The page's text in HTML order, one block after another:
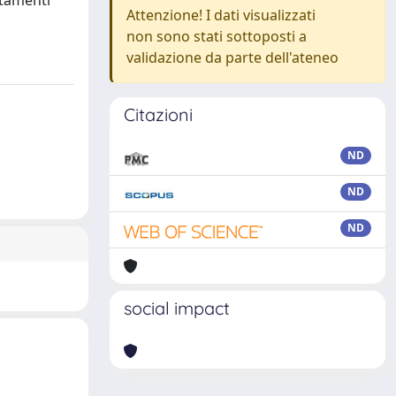
Attenzione! I dati visualizzati
non sono stati sottoposti a
validazione da parte dell'ateneo
Citazioni
ND
ND
ND
social impact